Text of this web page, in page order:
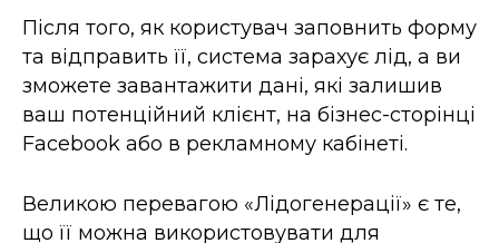
Після того, як користувач заповнить форму
та відправить її, система зарахує лід, а ви
зможете завантажити дані, які залишив
ваш потенційний клієнт, на бізнес-сторінці
Facebook або в рекламному кабінеті.
Великою перевагою «Лідогенерації» є те,
що її можна використовувати для